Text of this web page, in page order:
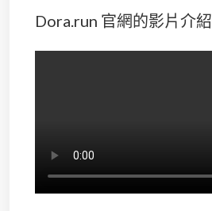
Dora.run 官網的影片介紹